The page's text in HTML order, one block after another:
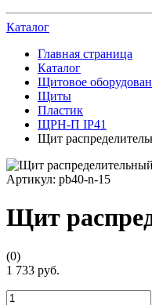
Каталог
Главная страница
Каталог
Щитовое
Щиты
Пластик
ЩРН-П IP41
Щит
Артикул: pb40-n-15
Щит
(0)
1 733 руб.